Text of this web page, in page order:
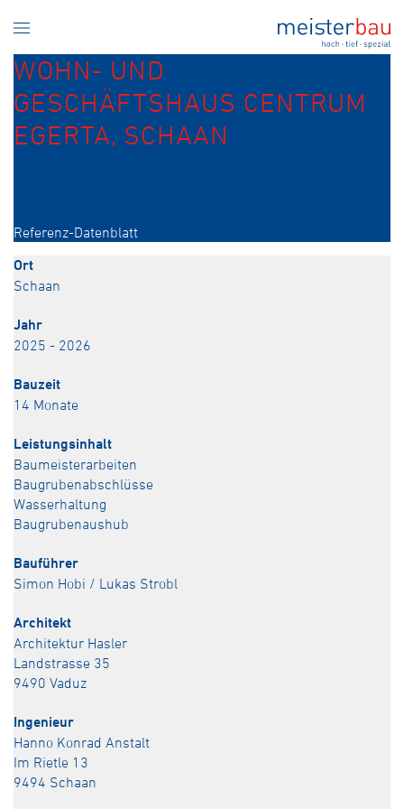
WOHN- UND
GESCHÄFTSHAUS CENTRUM
EGERTA, SCHAAN
Referenz-Datenblatt
Ort
Schaan
Jahr
2025 - 2026
Bauzeit
14 Monate
Leistungsinhalt
Baumeisterarbeiten
Baugrubenabschlüsse
Wasserhaltung
Baugrubenaushub
Bauführer
Simon Hobi / Lukas Strobl
Architekt
Architektur Hasler
Landstrasse 35
9490 Vaduz
Ingenieur
Hanno Konrad Anstalt
Im Rietle 13
9494 Schaan